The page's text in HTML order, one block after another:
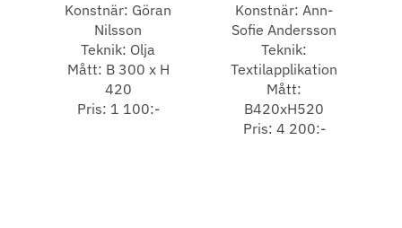
Konstnär: Göran
Nilsson
Teknik: Olja
Mått: B 300 x H
420
Pris: 1 100:-
Konstnär: Ann-
Sofie Andersson
Teknik:
Textilapplikation
Mått:
B420xH520
Pris: 4 200:-